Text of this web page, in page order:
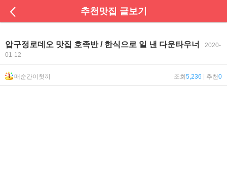
추천맛집 글보기
압구정로데오 맛집 호족반 / 한식으로 일 낸 다운타우너
2020-
01-12
매순간이첫끼 조회 5,236 | 추천0